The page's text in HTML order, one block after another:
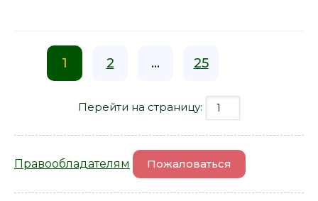
1 2 ... 25
Перейти на страницу:
Правообладателям Пожаловаться